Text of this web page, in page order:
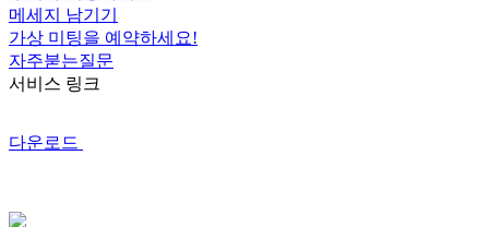
메세지 남기기
가상 미팅을 예약하세요!
자주붇는질문
서비스 링크
다운로드